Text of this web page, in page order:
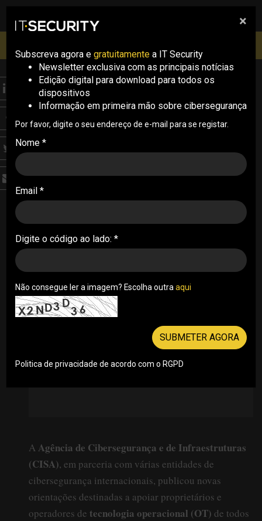
pesquisa
Inscrições abertas
NEWS
CISA lança guia para
reforçar
cibersegurança de
infraestruturas críticas
O novo manual, desenvolvido com parceiros
completo dos seus ativos como primeiro passo
AAgência de Cibersegurança e de Infraestruturas
(CISA), em parceria com várias entidades de
cibersegurança internacionais, publicou novas
orientações destinadas a apoiar proprietários e
operadores de tecnologia operacional (OT) de todos
×
Subscreva agora e gratuitamente a IT Security
Newsletter exclusiva com as principais notícias
Edição digital para download para todos os
dispositivos
Informação em primeira mão sobre cibersegurança
Por favor, digite o seu endereço de e-mail para se registar.
Nome *
Email *
Digite o código ao lado: *
Não consegue ler a imagem? Escolha outra aqui
SUBMETER AGORA
Politica de privacidade de acordo com o RGPD